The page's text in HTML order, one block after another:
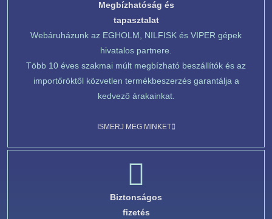
Megbízhatóság és
tapasztalat
Webáruházunk az EGHOLM, NILFISK és VIPER gépek
hivatalos partnere.
Több 10 éves szakmai múlt megbízható beszállítók és az
importőröktől közvetlen termékbeszerzés garantálja a
kedvező árakainkat.
ISMERJ MEG MINKET
Biztonságos
fizetés